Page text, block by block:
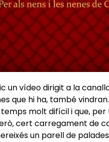
un vídeo dirigit a la
que hi ha, també
molt difícil i que, per
cert carregament de
un parell de